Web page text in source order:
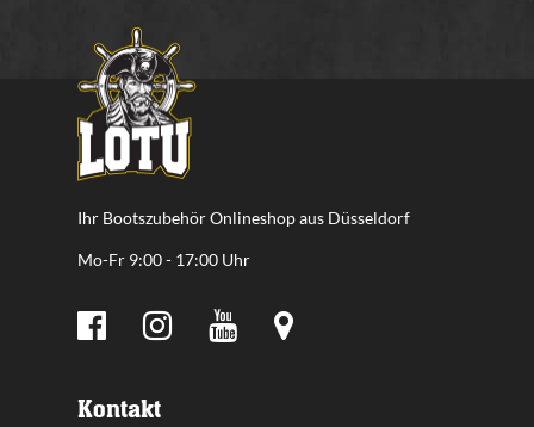
Ihr Bootszubehör Onlineshop aus Düsseldorf
Mo-Fr 9:00 - 17:00 Uhr
Kontakt